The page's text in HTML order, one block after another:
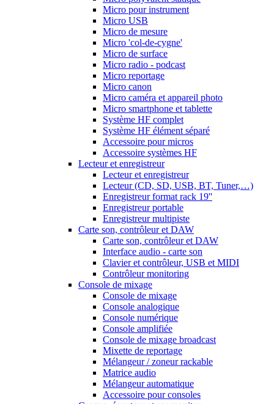
Micro pour instrument
Micro USB
Micro de mesure
Micro 'col-de-cygne'
Micro de surface
Micro radio - podcast
Micro reportage
Micro canon
Micro caméra et appareil photo
Micro smartphone et tablette
Système HF complet
Système HF élément séparé
Accessoire pour micros
Accessoire systèmes HF
Lecteur et enregistreur
Lecteur et enregistreur
Lecteur (CD, SD, USB, BT, Tuner,…)
Enregistreur format rack 19''
Enregistreur portable
Enregistreur multipiste
Carte son, contrôleur et DAW
Carte son, contrôleur et DAW
Interface audio - carte son
Clavier et contrôleur, USB et MIDI
Contrôleur monitoring
Console de mixage
Console de mixage
Console analogique
Console numérique
Console amplifiée
Console de mixage broadcast
Mixette de reportage
Mélangeur / zoneur rackable
Matrice audio
Mélangeur automatique
Accessoire pour consoles